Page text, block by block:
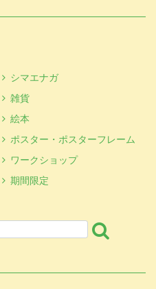
シマエナガ
雑貨
絵本
ポスター・ポスターフレーム
ワークショップ
期間限定